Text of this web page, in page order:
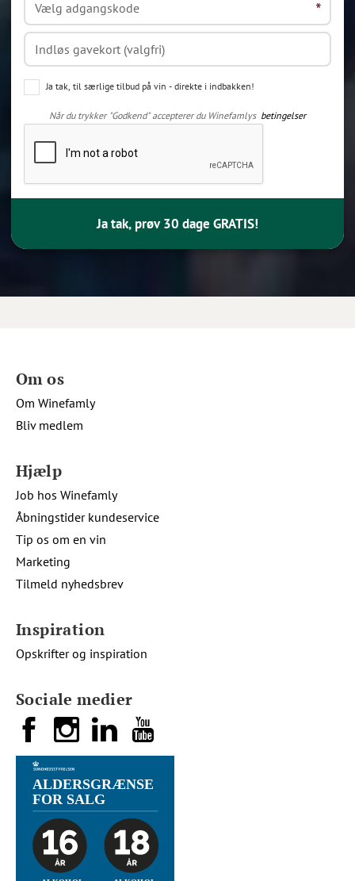
Ja tak, til særlige tilbud på vin - direkte i indbakken!
Når du trykker "Godkend" accepterer du Winefamlys betingelser
Ja tak, prøv 30 dage GRATIS!
Sociale medier
Om os
Om Winefamly
Bliv medlem
Hjælp
Job hos Winefamly
Åbningstider kundeservice
Tip os om en vin
Marketing
Tilmeld nyhedsbrev
Inspiration
Opskrifter og inspiration